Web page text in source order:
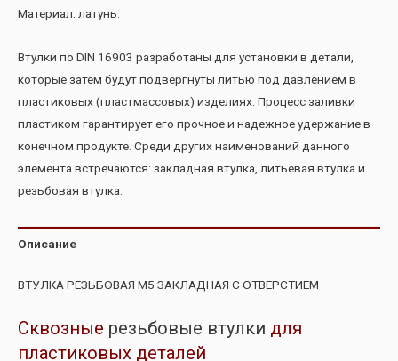
Материал: латунь.
Втулки по DIN 16903 разработаны для установки в детали,
которые затем будут подвергнуты литью под давлением в
пластиковых (пластмассовых) изделиях. Процесс заливки
пластиком гарантирует его прочное и надежное удержание в
конечном продукте. Среди других наименований данного
элемента встречаются: закладная втулка, литьевая втулка и
резьбовая втулка.
Описание
ВТУЛКА РЕЗЬБОВАЯ М5 ЗАКЛАДНАЯ С ОТВЕРСТИЕМ
Сквозные резьбовые втулки для
пластиковых деталей